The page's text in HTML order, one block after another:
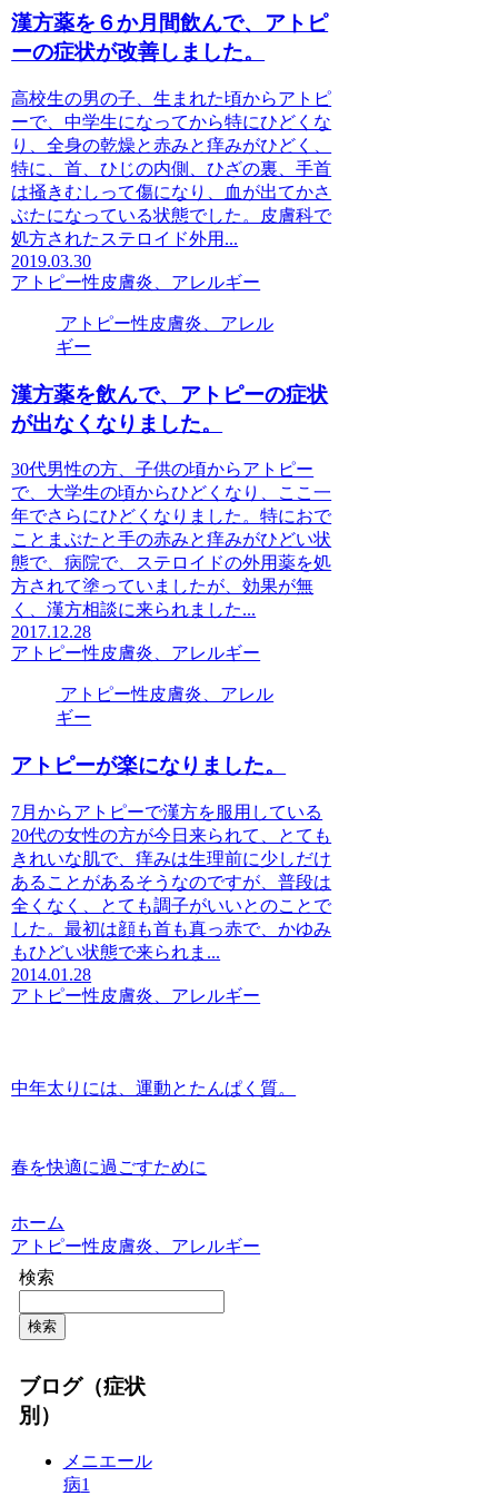
漢方薬を６か月間飲んで、アトピ
ーの症状が改善しました。
高校生の男の子、生まれた頃からアトピ
ーで、中学生になってから特にひどくな
り、全身の乾燥と赤みと痒みがひどく、
特に、首、ひじの内側、ひざの裏、手首
は掻きむしって傷になり、血が出てかさ
ぶたになっている状態でした。皮膚科で
処方されたステロイド外用...
2019.03.30
アトピー性皮膚炎、アレルギー
アトピー性皮膚炎、アレル
ギー
漢方薬を飲んで、アトピーの症状
が出なくなりました。
30代男性の方、子供の頃からアトピー
で、大学生の頃からひどくなり、ここ一
年でさらにひどくなりました。特におで
ことまぶたと手の赤みと痒みがひどい状
態で、病院で、ステロイドの外用薬を処
方されて塗っていましたが、効果が無
く、漢方相談に来られました...
2017.12.28
アトピー性皮膚炎、アレルギー
アトピー性皮膚炎、アレル
ギー
アトピーが楽になりました。
7月からアトピーで漢方を服用している
20代の女性の方が今日来られて、とても
きれいな肌で、痒みは生理前に少しだけ
あることがあるそうなのですが、普段は
全くなく、とても調子がいいとのことで
した。最初は顔も首も真っ赤で、かゆみ
もひどい状態で来られま...
2014.01.28
アトピー性皮膚炎、アレルギー
中年太りには、運動とたんぱく質。
春を快適に過ごすために
ホーム
アトピー性皮膚炎、アレルギー
検索
検索
ブログ（症状
別）
メニエール
病1